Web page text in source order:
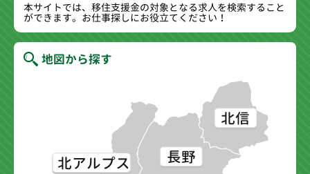
本サイトでは、移住支援金の対象となる求人を検索すること
ができます。お仕事探しにお役立てください！
地図から探す
北アルプス 長野
北信